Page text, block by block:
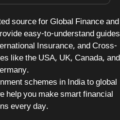
source for Global Finance and
easy-to-understand guides
Insurance, and Cross-
like the USA, UK, Canada, and
schemes in India to global
help you make smart financial
every day.